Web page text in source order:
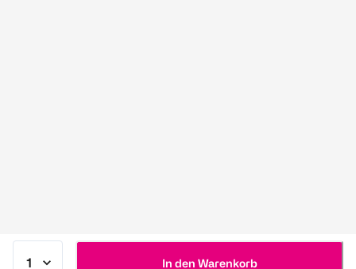
In den Warenkorb